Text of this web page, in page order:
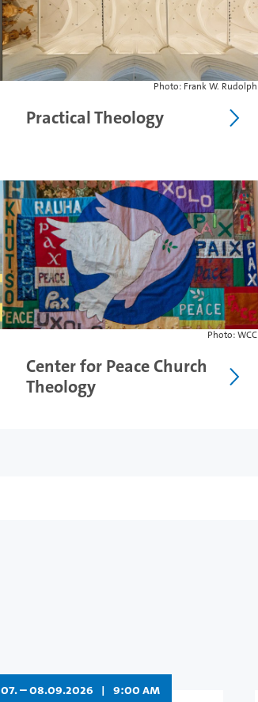
Photo: Frank W. Rudolph
Practical Theology
Photo: WCC
Center for Peace Church
Theology
07. – 08.09.2026 | 9:00 AM